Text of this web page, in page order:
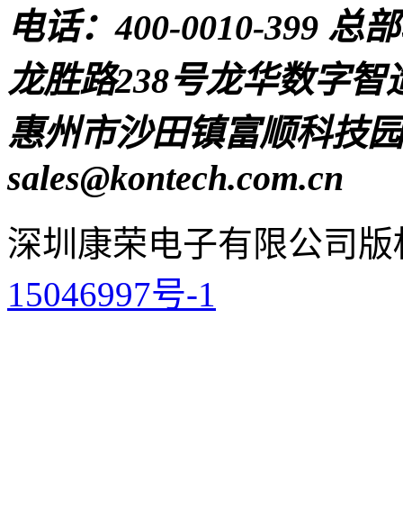
电话：400-0010-399 总
龙胜路238号龙华数字智
惠州市沙田镇富顺科技
sales@kontech.com.cn
深圳康荣电子有限公司 版
15046997号-1